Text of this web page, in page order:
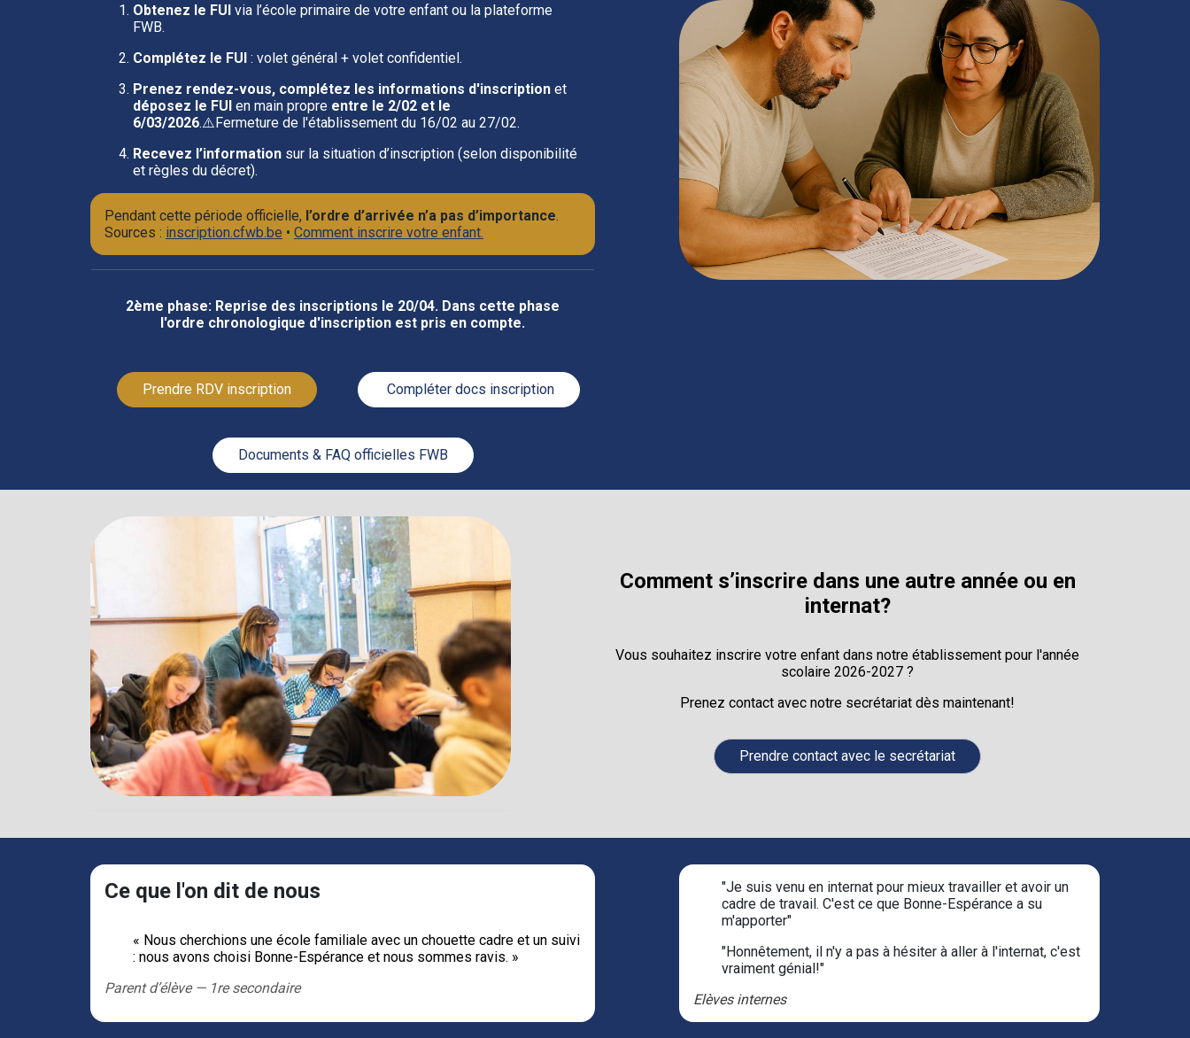
Obtenez le FUI via l’école primaire de votre enfant ou la plateforme
FWB.
Complétez le FUI : volet général + volet confidentiel.
Prenez rendez-vous, complétez les informations d'inscription et
déposez le FUI en main propre entre le 2/02 et le
6/03/2026.⚠️Fermeture de l'établissement du 16/02 au 27/02.
Recevez l’information sur la situation d’inscription (selon disponibilité
et règles du décret).
Pendant cette période officielle, l’ordre d’arrivée n’a pas d’importance.
Sources : inscription.cfwb.be • Comment inscrire votre enfant.
2ème phase: Reprise des inscriptions le 20/04. Dans cette phase
l'ordre chronologique d'inscription est pris en compte.
Prendre RDV inscription ️ Compléter docs inscription
Documents & FAQ officielles FWB
Comment s’inscrire dans une autre année ou en
internat?
Vous souhaitez inscrire votre enfant dans notre établissement pour l'année
scolaire 2026-2027 ?
Prenez contact avec notre secrétariat dès maintenant!
Prendre contact avec le secrétariat
Ce que l'on dit de nous
« Nous cherchions une école familiale avec un chouette cadre et un suivi
: nous avons choisi Bonne‑Espérance et nous sommes ravis. »
Parent d’élève — 1re secondaire
"Je suis venu en internat pour mieux travailler et avoir un
cadre de travail. C'est ce que Bonne-Espérance a su
m'apporter"
"Honnêtement, il n'y a pas à hésiter à aller à l'internat, c'est
vraiment génial!"
Elèves internes